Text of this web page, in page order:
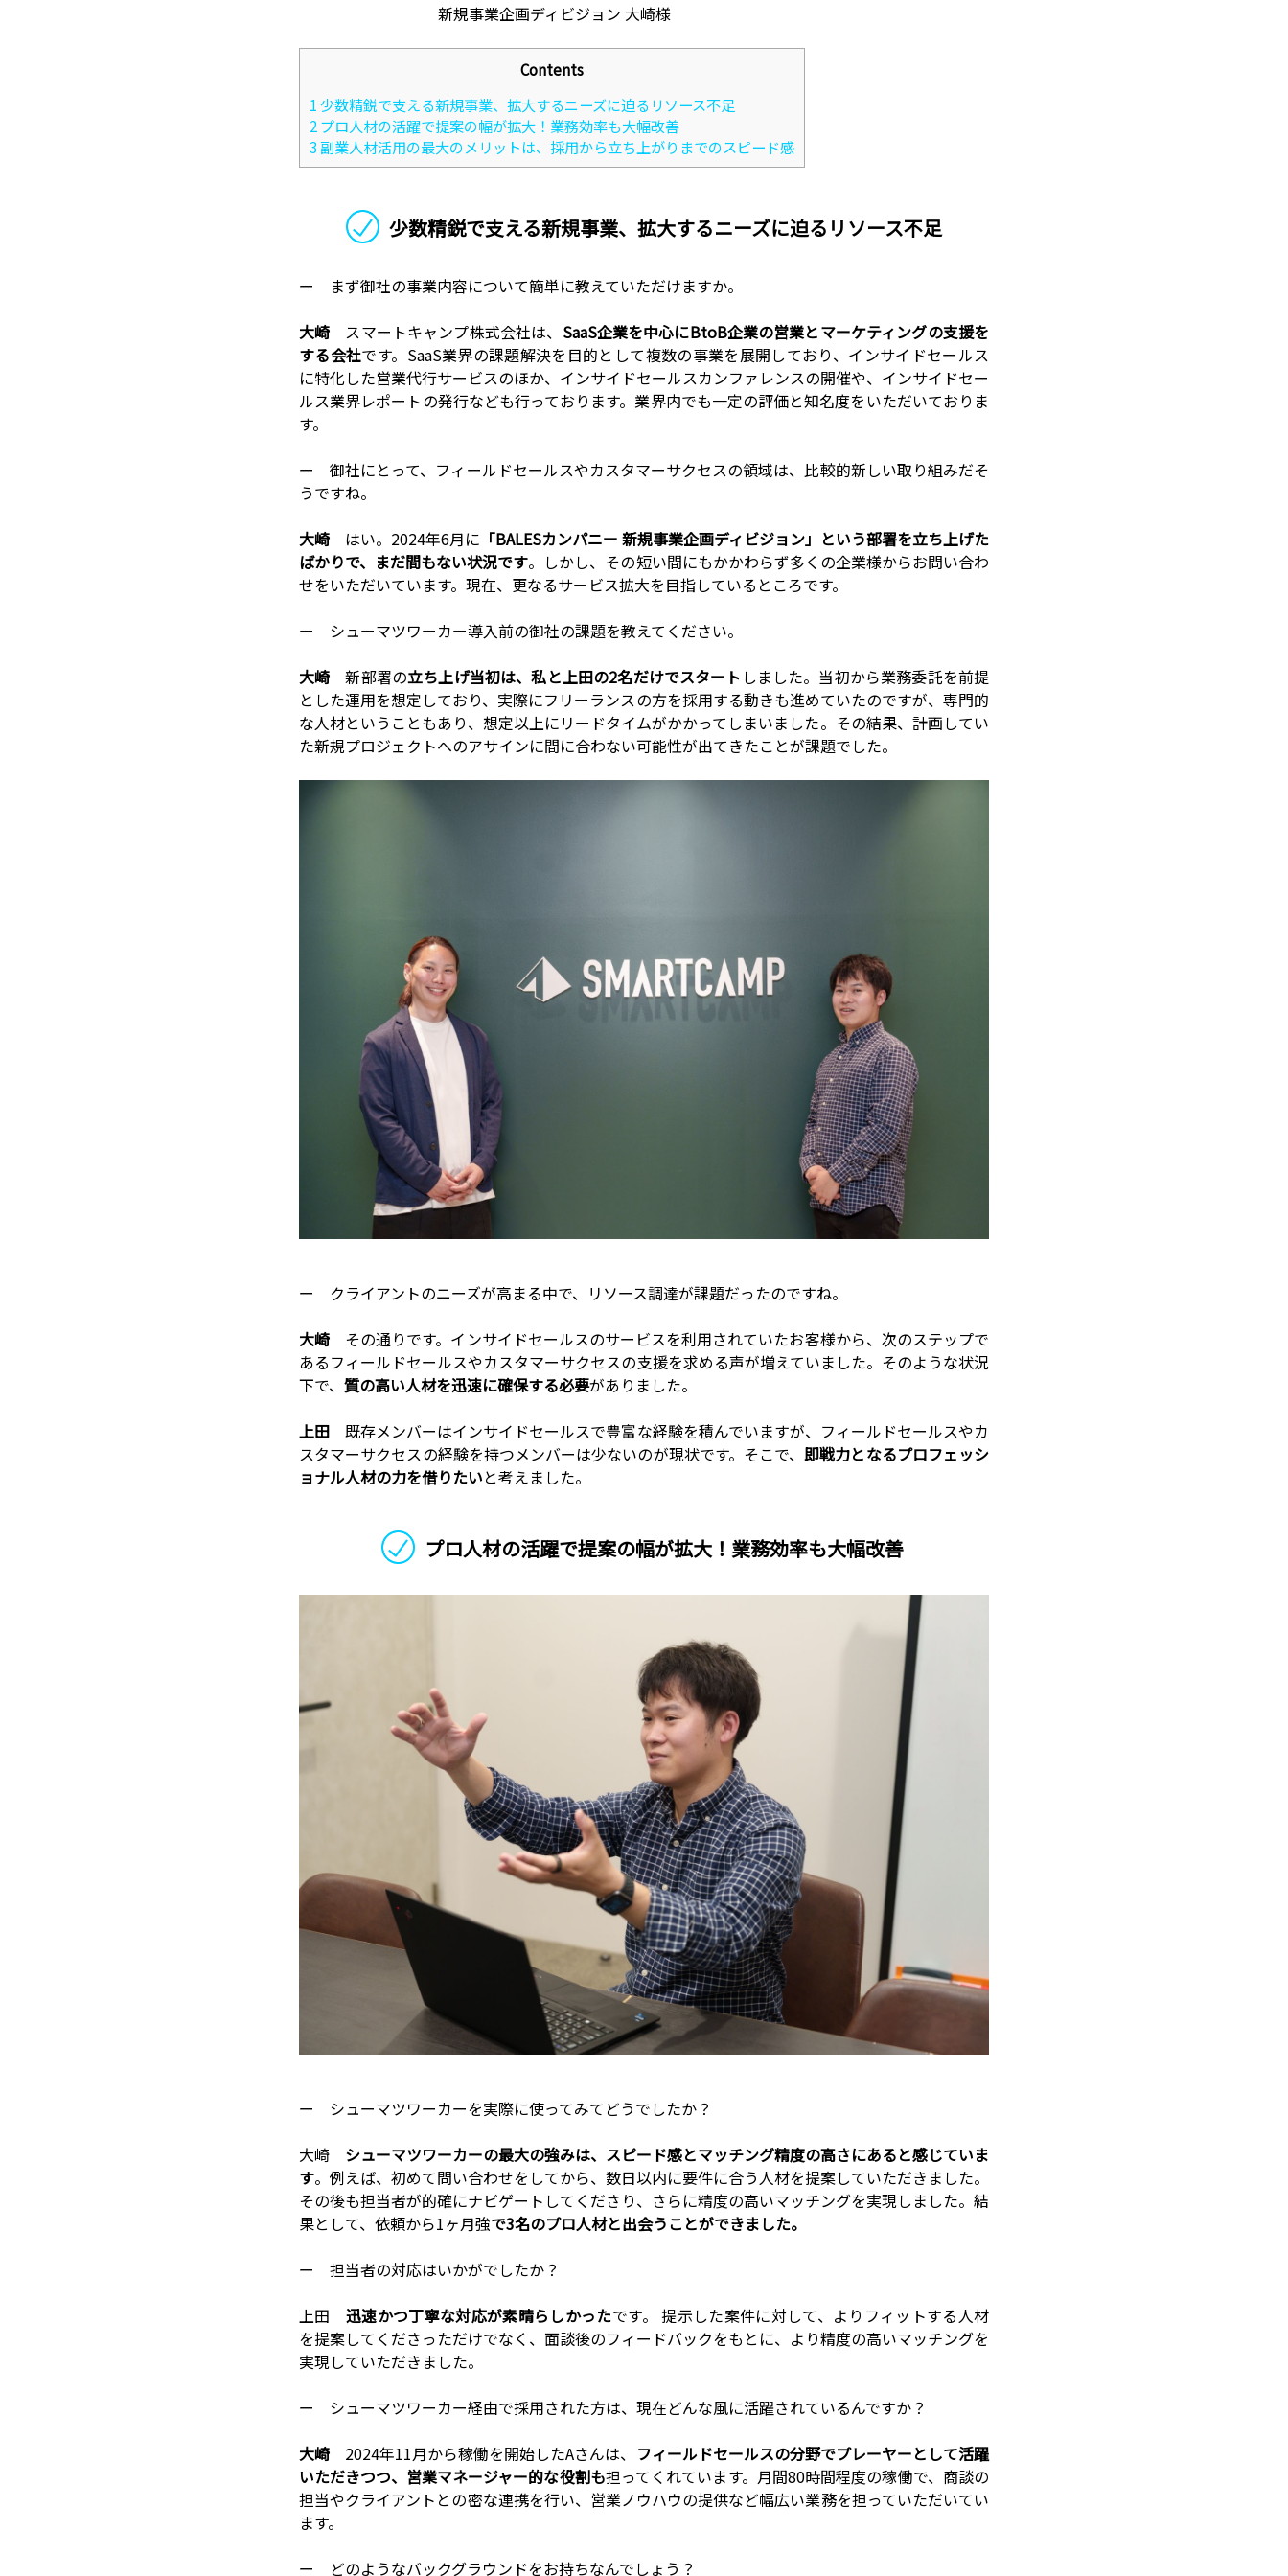
k
新規事業企画ディビジョン 大崎様
Contents
1少数精鋭で支える新規事業、拡大するニーズに迫るリソース不足
2プロ人材の活躍で提案の幅が拡大！業務効率も大幅改善
3副業人材活用の最大のメリットは、採用から立ち上がりまでのスピード感
少数精鋭で支える新規事業、拡大するニーズに迫るリソース不足
ー まず御社の事業内容について簡単に教えていただけますか。
大崎 スマートキャンプ株式会社は、 SaaS企業を中心にBtoB企業の営業とマーケティングの支援を
する会社です。SaaS業界の課題解決を目的として複数の事業を展開しており、インサイドセールス
に特化した営業代行サービスのほか、インサイドセールスカンファレンスの開催や、インサイドセー
ルス業界レポートの発行なども行っております。業界内でも一定の評価と知名度をいただいておりま
す。
ー 御社にとって、フィールドセールスやカスタマーサクセスの領域は、比較的新しい取り組みだそ
うですね。
大崎 はい。2024年6月に 「BALESカンパニー 新規事業企画ディビジョン」という部署を立ち上げた
ばかりで、まだ間もない状況です。しかし、その短い間にもかかわらず多くの企業様からお問い合わ
せをいただいています。現在、更なるサービス拡大を目指しているところです。
ー シューマツワーカー導入前の御社の課題を教えてください。
大崎新部署の立ち上げ当初は、私と上田の2名だけでスタート しました。当初から業務委託を前提
とした運用を想定しており、実際にフリーランスの方を採用する動きも進めていたのですが、専門的
な人材ということもあり、想定以上にリードタイムがかかってしまいました。その結果、計画してい
た新規プロジェクトへのアサインに間に合わない可能性が出てきたことが課題でした。
ー クライアントのニーズが高まる中で、リソース調達が課題だったのですね。
大崎 その通りです。インサイドセールスのサービスを利用されていたお客様から、次のステップで
あるフィールドセールスやカスタマーサクセスの支援を求める声が増えていました。そのような状況
下で、 質の高い人材を迅速に確保する必要がありました。
上田既存メンバーはインサイドセールスで豊富な経験を積んでいますが、フィールドセールスやカ
スタマーサクセスの経験を持つメンバーは少ないのが現状です。そこで、即戦力となるプロフェッシ
ョナル人材の力を借りたいと考えました。
プロ人材の活躍で提案の幅が拡大！業務効率も大幅改善
ー シューマツワーカーを実際に使ってみてどうでしたか？
大崎 シューマツワーカーの最大の強みは、スピード感とマッチング精度の高さにあると感じていま
す。例えば、初めて問い合わせをしてから、数日以内に要件に合う人材を提案していただきました。
その後も担当者が的確にナビゲートしてくださり、さらに精度の高いマッチングを実現しました。結
果として、依頼から1ヶ月強で3名のプロ人材と出会うことができました。
ー 担当者の対応はいかがでしたか？
上田迅速かつ丁寧な対応が素晴らしかったです。 提示した案件に対して、よりフィットする人材
を提案してくださっただけでなく、面談後のフィードバックをもとに、より精度の高いマッチングを
実現していただきました。
ー シューマツワーカー経由で採用された方は、現在どんな風に活躍されているんですか？
大崎 2024年11月から稼働を開始したAさんは、 フィールドセールスの分野でプレーヤーとして活躍
いただきつつ、営業マネージャー的な役割も担ってくれています。月間80時間程度の稼働で、商談の
担当やクライアントとの密な連携を行い、営業ノウハウの提供など幅広い業務を担っていただいてい
ます。
ー どのようなバックグラウンドをお持ちなんでしょう？